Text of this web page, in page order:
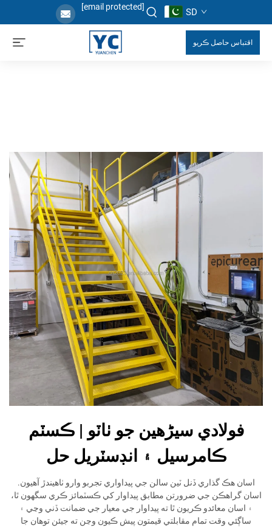
[email protected] SD
اقتباس حاصل ڪريو
فولادي سیڑھين جو ٺاٽو | ڪسٽم
ڪامرسيل ۽ انڊسٽريل حل
اسان هڪ گذاري ڏنل ٽين سالن جي پيداواري تجربو وارو ٺاهيندڙ آهيون.
اسان گراهڪن جي ضرورتن مطابق پيداوار کي ڪسٽمائز ڪري سگھون ٿا،
۽ اسان معائدو ڪريون ٿا ته پيداوار جي معيار جي ضمانت ڏني وڃي ۽
ساڳئي وقت تمام مقابلتي قيمتون پيش ڪيون وڃن ته جيئن توهان جا